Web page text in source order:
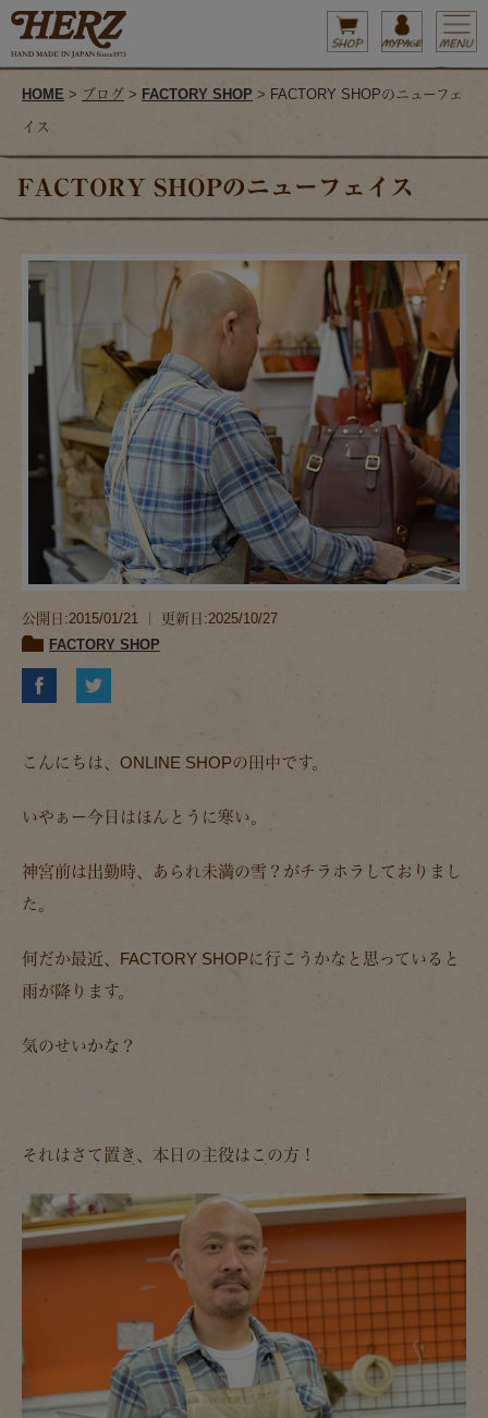
HOME > ブログ > FACTORY SHOP > FACTORY SHOPのニューフェ
イス
FACTORY SHOPのニューフェイス
公開日:2015/01/21 ｜ 更新日:2025/10/27
FACTORY SHOP
こんにちは、ONLINE SHOPの田中です。
いやぁー今日はほんとうに寒い。
神宮前は出勤時、あられ未満の雪？がチラホラしておりまし
た。
何だか最近、FACTORY SHOPに行こうかなと思っていると
雨が降ります。
気のせいかな？
それはさて置き、本日の主役はこの方！